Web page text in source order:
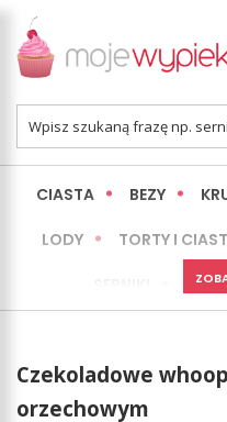
CIASTA BEZY
LODY TORTY I
LŻEJSZE /
Czekoladowe
orzechowym